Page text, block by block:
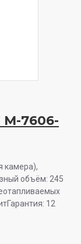
М-7606-
камера),
объём: 245
12